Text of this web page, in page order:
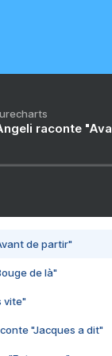
raconte
de partir"
de là"
vite"
"Jacques a dit"